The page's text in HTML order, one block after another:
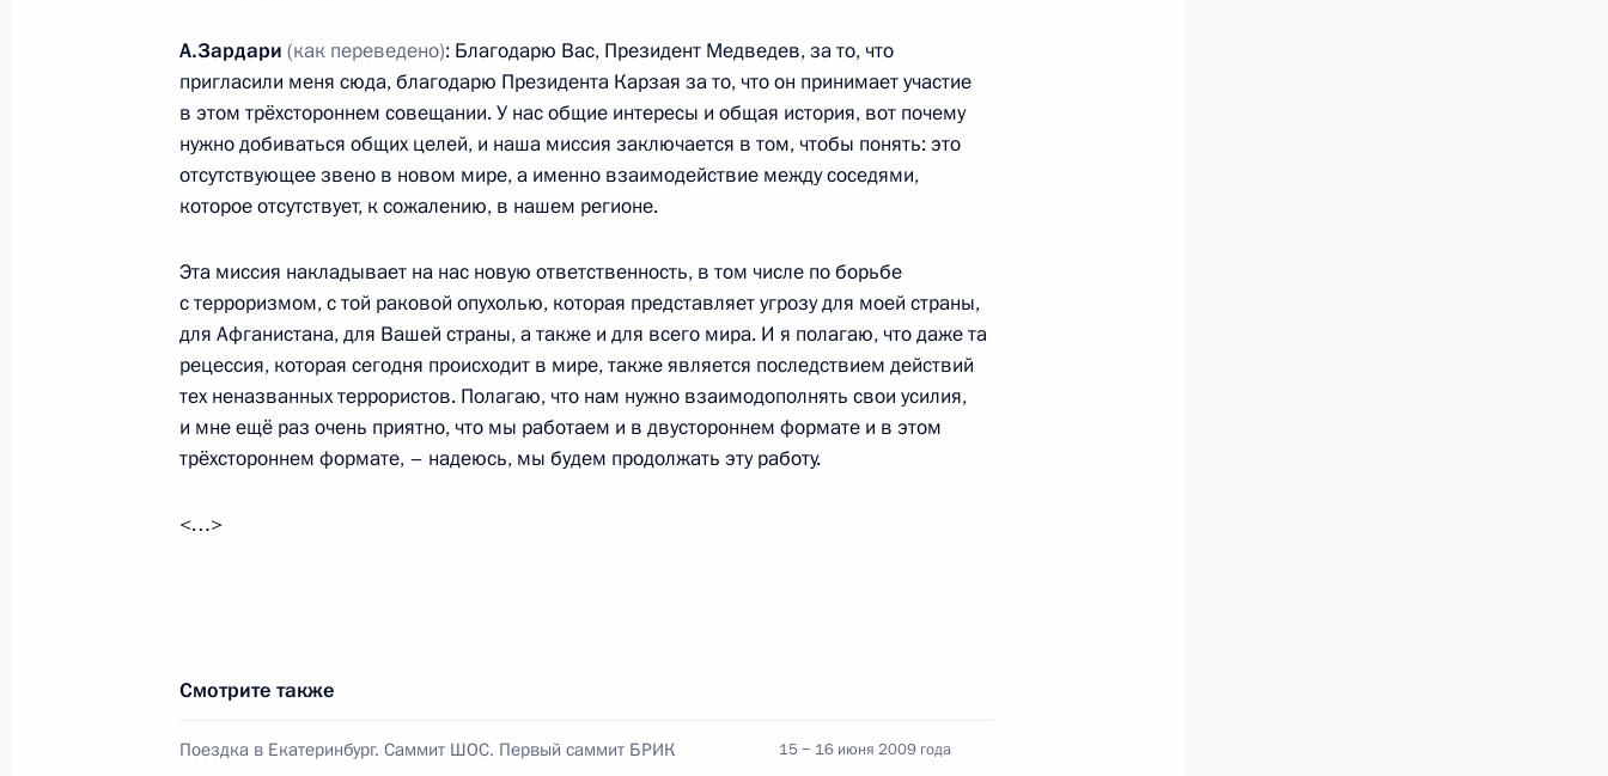
участников Глобальной инициативы по борьбе с актами
ядерного терроризма
16 июня 2009 года, 13:00
организации сотрудничества с участием глав государств-
наблюдателей
16 июня 2009 года, 12:30 Екатеринбург
15 июня 2009 года, понедельник
и Президентом Пакистана Асифом Али Зардари
Встреча с Президентом Исламской Республики Пакистан Асифом
15 июня 2009 года, 22:00 Екатеринбург
А.Зардари (как переведено): Благодарю Вас, Президент Медведев, за то, что
пригласили меня сюда, благодарю Президента Карзая за то, что он принимает участие
в этом трёхстороннем совещании. У нас общие интересы и общая история, вот почему
нужно добиваться общих целей, и наша миссия заключается в том, чтобы понять: это
отсутствующее звено в новом мире, а именно взаимодействие между соседями,
которое отсутствует, к сожалению, в нашем регионе.
Эта миссия накладывает на нас новую ответственность, в том числе по борьбе
с терроризмом, с той раковой опухолью, которая представляет угрозу для моей страны,
для Афганистана, для Вашей страны, а также и для всего мира. И я полагаю, что даже та
рецессия, которая сегодня происходит в мире, также является последствием действий
тех неназванных террористов. Полагаю, что нам нужно взаимодополнять свои усилия,
и мне ещё раз очень приятно, что мы работаем и в двустороннем формате и в этом
трёхстороннем формате, – надеюсь, мы будем продолжать эту работу.
<…>
Смотрите также
Поездка в Екатеринбург. Саммит ШОС. Первый саммит БРИК 15 − 16 июня 2009 года